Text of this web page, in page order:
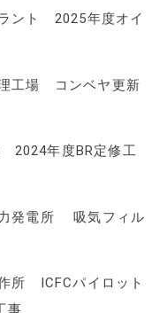
2025年度オイ
コンベヤ更新
年度BR定修工
所 吸気フィル
パイロット
事